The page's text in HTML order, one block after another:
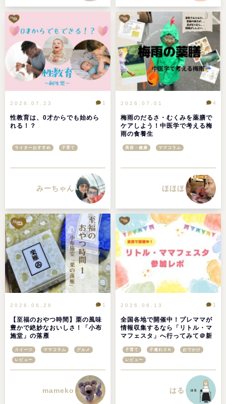
2026.07.23
性教育は、0才からでも始めら
れる！？
1
ライターおすすめ 子育て
みーちゃん
2026.07.01
梅雨のだるさ・むくみを薬膳で
ケアしよう！中医学で考える梅
雨の食養生
4
美容・健康 ママコラム
ほほほ
2026.06.26
【至福のおやつ時間】栗の風味
豊かで絶妙なおいしさ！「小布
施堂」の落雁
1
スイーツ ママコラム グルメ
レビュー
mameko
2026.06.13
全国各地で開催中！プレママが
情報収集するなら「リトル・マ
マフェスタ」へ行ってみて＠新
1
子育て 子連れＯＫ おでかけ
レビュー
はる